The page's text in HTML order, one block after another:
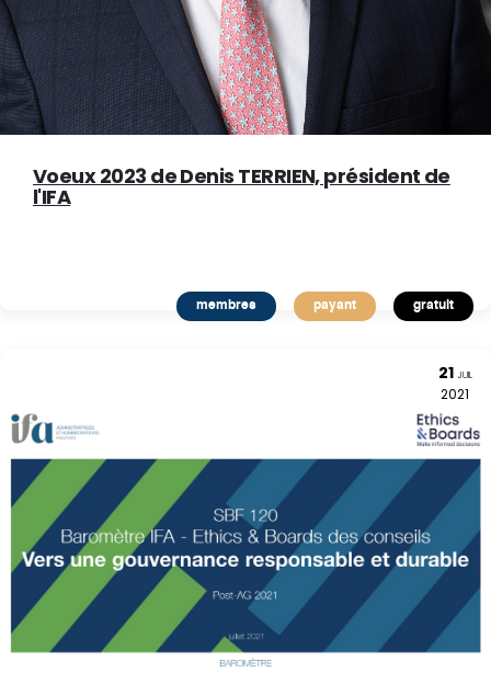
Voeux 2023 de Denis TERRIEN, président de
l'IFA
membres payant gratuit
21 JUIL
2021